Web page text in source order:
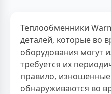
Теплообменники
деталей, которые во
оборудования могут
требуется их
правило, изношенные
обнаруживаются во